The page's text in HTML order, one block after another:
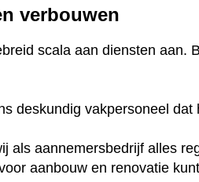
verbouwen
scala aan diensten aan.
deskundig vakpersoneel
als aannemersbedrijf alles
aanbouw en renovatie